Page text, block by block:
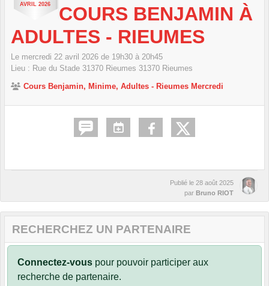
AVRIL 2026
COURS BENJAMIN À
ADULTES - RIEUMES
Le mercredi 22 avril 2026 de 19h30 à 20h45
Lieu : Rue du Stade 31370 Rieumes 31370 Rieumes
Cours Benjamin, Minime, Adultes - Rieumes Mercredi
Publié le 28 août 2025
par Bruno RIOT
RECHERCHEZ UN PARTENAIRE
Connectez-vous pour pouvoir participer aux
recherche de partenaire.